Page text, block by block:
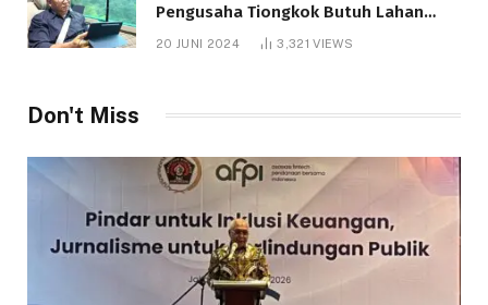
Pengusaha Tiongkok Butuh Lahan
1.000 Hektare
20 JUNI 2024 3,321VIEWS
Don't Miss